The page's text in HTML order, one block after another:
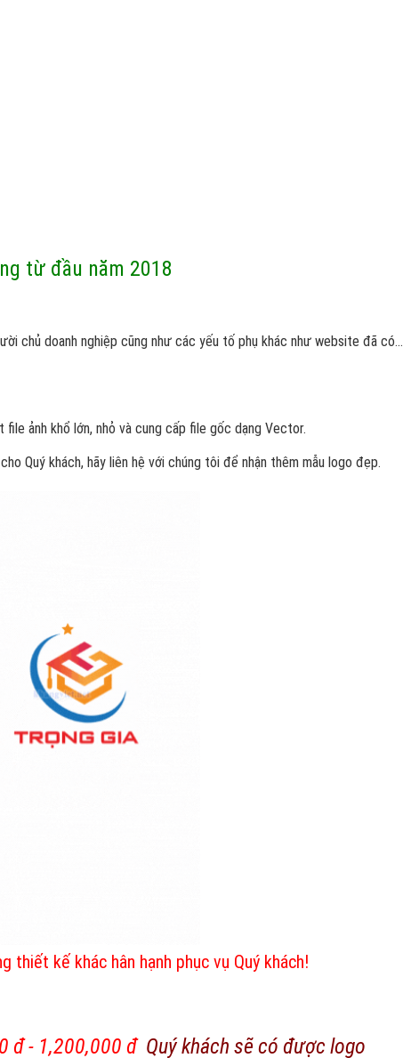
từ đầu năm 2018
chủ doanh nghiệp cũng như các yếu tố phụ khác như website đã có...
ảnh khổ lớn, nhỏ và cung cấp file gốc dạng Vector.
Quý khách, hãy liên hệ với chúng tôi để nhận thêm mẫu logo đẹp.
thiết kế khác hân hạnh phục vụ Quý khách!
đ - 1,200,000 đ Quý khách sẽ có được logo